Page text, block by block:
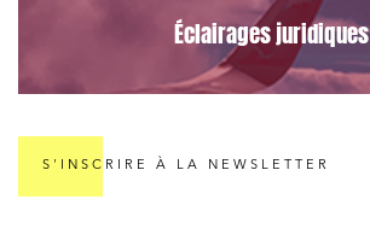
Éclairages juridiques
S'INSCRIRE À LA NEWSLETTER